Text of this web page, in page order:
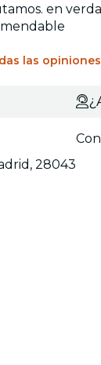
en
las opiniones
28043